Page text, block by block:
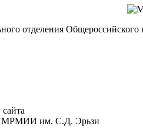
отделения
МРМИИ им. С.Д. Эрьзи